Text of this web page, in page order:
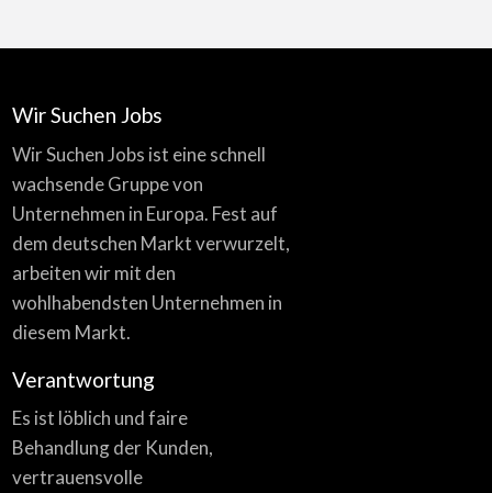
Wir Suchen Jobs
Wir Suchen Jobs ist eine schnell
wachsende Gruppe von
Unternehmen in Europa. Fest auf
dem deutschen Markt verwurzelt,
arbeiten wir mit den
wohlhabendsten Unternehmen in
diesem Markt.
Verantwortung
Es ist löblich und faire
Behandlung der Kunden,
vertrauensvolle